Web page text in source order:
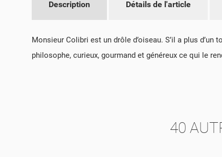
Description Détails de l'article
Monsieur Colibri est un drôle d’oiseau. S’il a plus
philosophe, curieux, gourmand et généreux ce qui le
40